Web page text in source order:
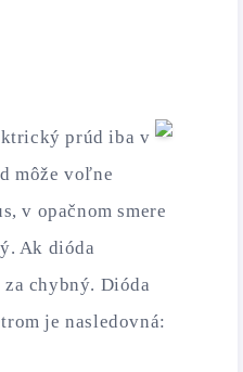
prúd iba v
môže voľne
v opačnom smere
Ak dióda
chybný. Dióda
je nasledovná: